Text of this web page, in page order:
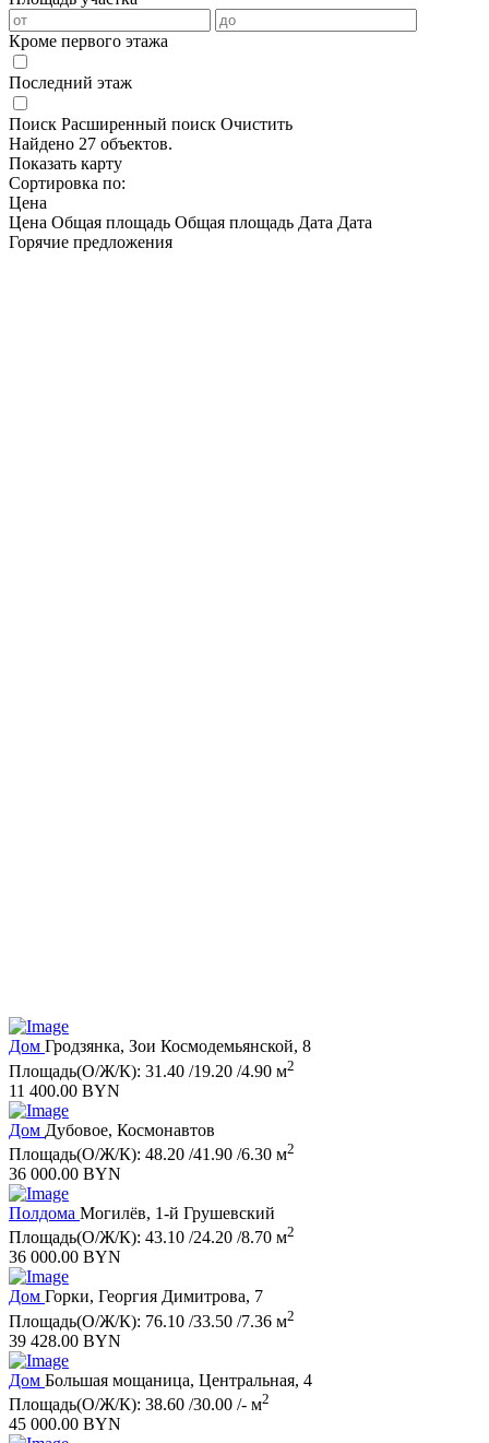
Кроме первого этажа
Последний этаж
Поиск Расширенный поиск Очистить
Найдено 27 объектов.
Показать карту
Сортировка по:
Цена
Цена Общая площадь Общая площадь Дата Дата
Горячие предложения
Дом Гродзянка, Зои Космодемьянской, 8
Площадь(О/Ж/К): 31.40 /19.20 /4.90 м2
11 400.00 BYN
Дом Дубовое, Космонавтов
Площадь(О/Ж/К): 48.20 /41.90 /6.30 м2
36 000.00 BYN
Полдома Могилёв, 1-й Грушевский
Площадь(О/Ж/К): 43.10 /24.20 /8.70 м2
36 000.00 BYN
Дом Горки, Георгия Димитрова, 7
Площадь(О/Ж/К): 76.10 /33.50 /7.36 м2
39 428.00 BYN
Дом Большая мощаница, Центральная, 4
Площадь(О/Ж/К): 38.60 /30.00 /- м2
45 000.00 BYN